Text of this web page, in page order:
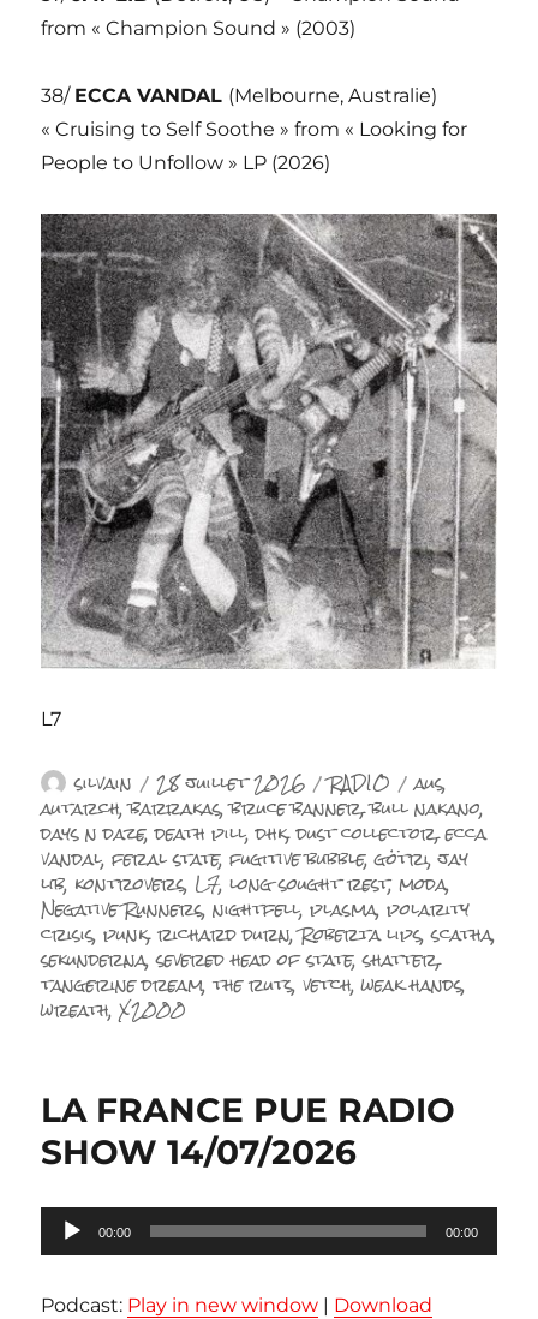
from « Champion Sound » (2003)
38/ ECCA VANDAL (Melbourne, Australie)
« Cruising to Self Soothe » from « Looking for
People to Unfollow » LP (2026)
L7
Auteur
silvain Publié
le
28 juillet 2026 Catégories
RADIO Étiquettes
aus,
autarch,barrakas,bruce banner,bull nakano,
days n daze,death pill,dhk,dust collector,ecca
vandal,feral state,fugitive bubble,götri,jay
lib, kontrovers, L7,long sought rest,moda,
Negative Runners,nightfell,plasma,polarity
crisis,punk,richard durn,Roberta lips,scatha,
sekunderna,severed head of state,shatter,
tangerine dream,the ruts,vetch,weak hands,
wreath,X2000
LA FRANCE PUE RADIO
SHOW 14/07/2026
Lecteur
audio
00:00 00:00
Podcast: Play in new window | Download